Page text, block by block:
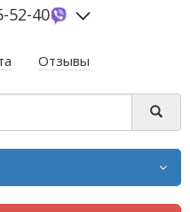
52-40
Отзывы